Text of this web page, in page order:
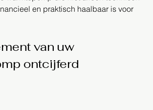
en praktisch haalbaar is voor
van uw
ontcijferd